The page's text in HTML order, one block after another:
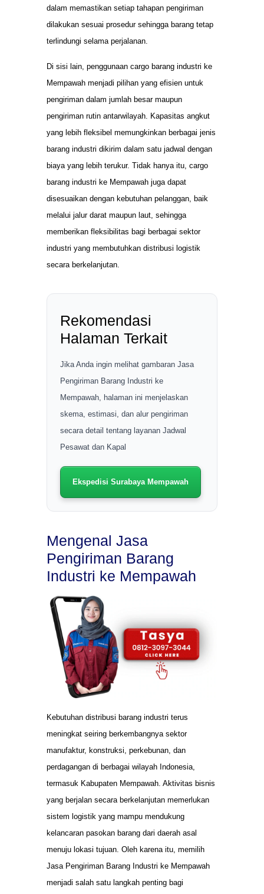
dalam memastikan setiap tahapan pengiriman
dilakukan sesuai prosedur sehingga barang tetap
terlindungi selama perjalanan.
Di sisi lain, penggunaan cargo barang industri ke
Mempawah menjadi pilihan yang efisien untuk
pengiriman dalam jumlah besar maupun
pengiriman rutin antarwilayah. Kapasitas angkut
yang lebih fleksibel memungkinkan berbagai jenis
barang industri dikirim dalam satu jadwal dengan
biaya yang lebih terukur. Tidak hanya itu, cargo
barang industri ke Mempawah juga dapat
disesuaikan dengan kebutuhan pelanggan, baik
melalui jalur darat maupun laut, sehingga
memberikan fleksibilitas bagi berbagai sektor
industri yang membutuhkan distribusi logistik
secara berkelanjutan.
Rekomendasi
Halaman Terkait
Jika Anda ingin melihat gambaran Jasa
Pengiriman Barang Industri ke
Mempawah, halaman ini menjelaskan
skema, estimasi, dan alur pengiriman
secara detail tentang layanan Jadwal
Pesawat dan Kapal
Ekspedisi Surabaya Mempawah
Mengenal Jasa
Pengiriman Barang
Industri ke Mempawah
Kebutuhan distribusi barang industri terus
meningkat seiring berkembangnya sektor
manufaktur, konstruksi, perkebunan, dan
perdagangan di berbagai wilayah Indonesia,
termasuk Kabupaten Mempawah. Aktivitas bisnis
yang berjalan secara berkelanjutan memerlukan
sistem logistik yang mampu mendukung
kelancaran pasokan barang dari daerah asal
menuju lokasi tujuan. Oleh karena itu, memilih
Jasa Pengiriman Barang Industri ke Mempawah
menjadi salah satu langkah penting bagi